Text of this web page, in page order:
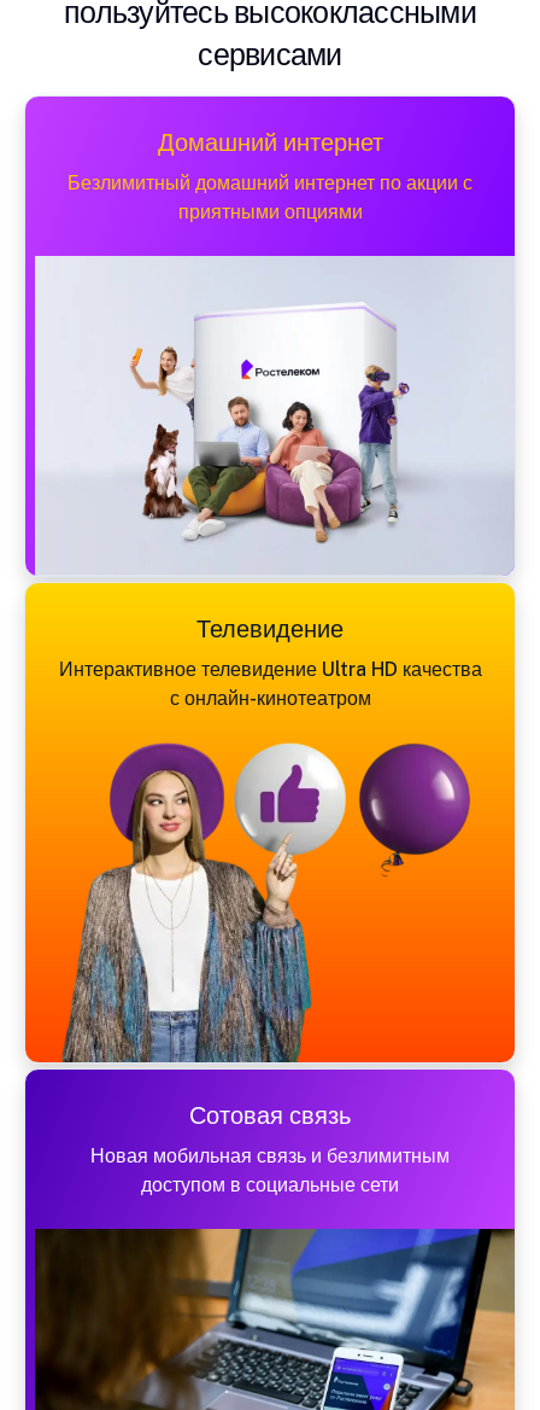
пользуйтесь высококлассными
сервисами
Домашний интернет
Безлимитный домашний интернет по акции с
приятными опциями
Телевидение
Интерактивное телевидение Ultra HD качества
с онлайн-кинотеатром
Сотовая связь
Новая мобильная связь и безлимитным
доступом в социальные сети